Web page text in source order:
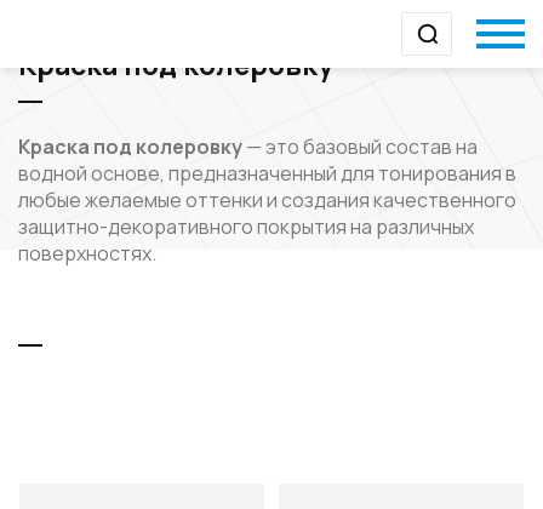
Краска под колеровку
Краска под колеровку— это базовый состав на
водной основе, предназначенный для тонирования в
любые желаемые оттенки и создания качественного
защитно-декоративного покрытия на различных
поверхностях.